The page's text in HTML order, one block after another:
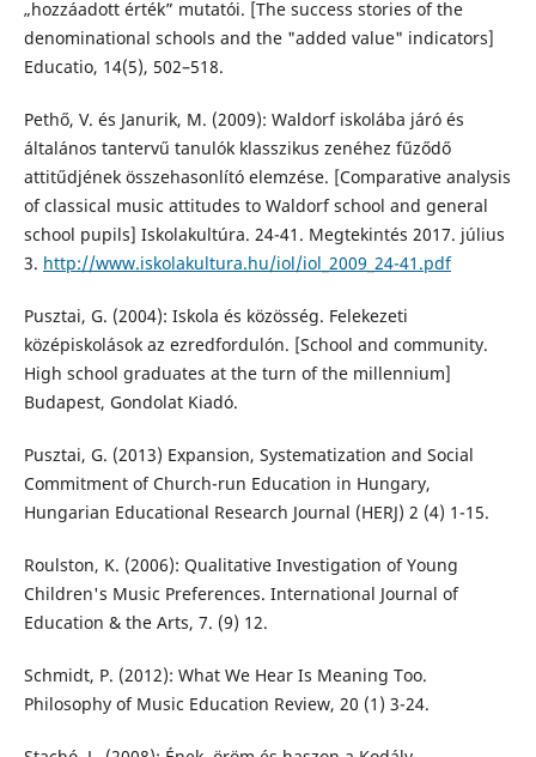
„hozzáadott érték” mutatói. [The success stories of the
denominational schools and the "added value" indicators]
Educatio, 14(5), 502–518.
Pethő, V. és Janurik, M. (2009): Waldorf iskolába járó és
általános tantervű tanulók klasszikus zenéhez fűződő
attitűdjének összehasonlító elemzése. [Comparative analysis
of classical music attitudes to Waldorf school and general
school pupils] Iskolakultúra. 24-41. Megtekintés 2017. július
3. http://www.iskolakultura.hu/iol/iol_2009_24-41.pdf
Pusztai, G. (2004): Iskola és közösség. Felekezeti
középiskolások az ezredfordulón. [School and community.
High school graduates at the turn of the millennium]
Budapest, Gondolat Kiadó.
Pusztai, G. (2013) Expansion, Systematization and Social
Commitment of Church-run Education in Hungary,
Hungarian Educational Research Journal (HERJ) 2 (4) 1-15.
Roulston, K. (2006): Qualitative Investigation of Young
Children's Music Preferences. International Journal of
Education & the Arts, 7. (9) 12.
Schmidt, P. (2012): What We Hear Is Meaning Too.
Philosophy of Music Education Review, 20 (1) 3-24.